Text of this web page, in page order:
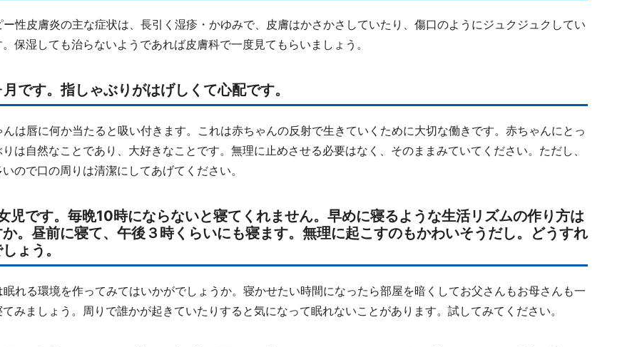
ー性皮膚炎の主な症状は、長引く湿疹・かゆみで、皮膚はかさかさしていたり、傷口のようにジュクジュクしてい
保湿しても治らないようであれば皮膚科で一度見てもらいましょう。
です。指しゃぶりがはげしくて心配です。
んは唇に何か当たると吸い付きます。これは赤ちゃんの反射で生きていくために大切な働きです。赤ちゃんにとっ
は自然なことであり、大好きなことです。無理に止めさせる必要はなく、そのままみていてください。ただし、
ので口の周りは清潔にしてあげてください。
児です。毎晩10時にならないと寝てくれません。早めに寝るような生活リズムの作り方は
。昼前に寝て、午後３時くらいにも寝ます。無理に起こすのもかわいそうだし。どうすれ
ょう。
眠れる環境を作ってみてはいかがでしょうか。寝かせたい時間になったら部屋を暗くしてお父さんもお母さんも一
みましょう。周りで誰かが起きていたりすると気になって眠れないことがあります。試してみてください。